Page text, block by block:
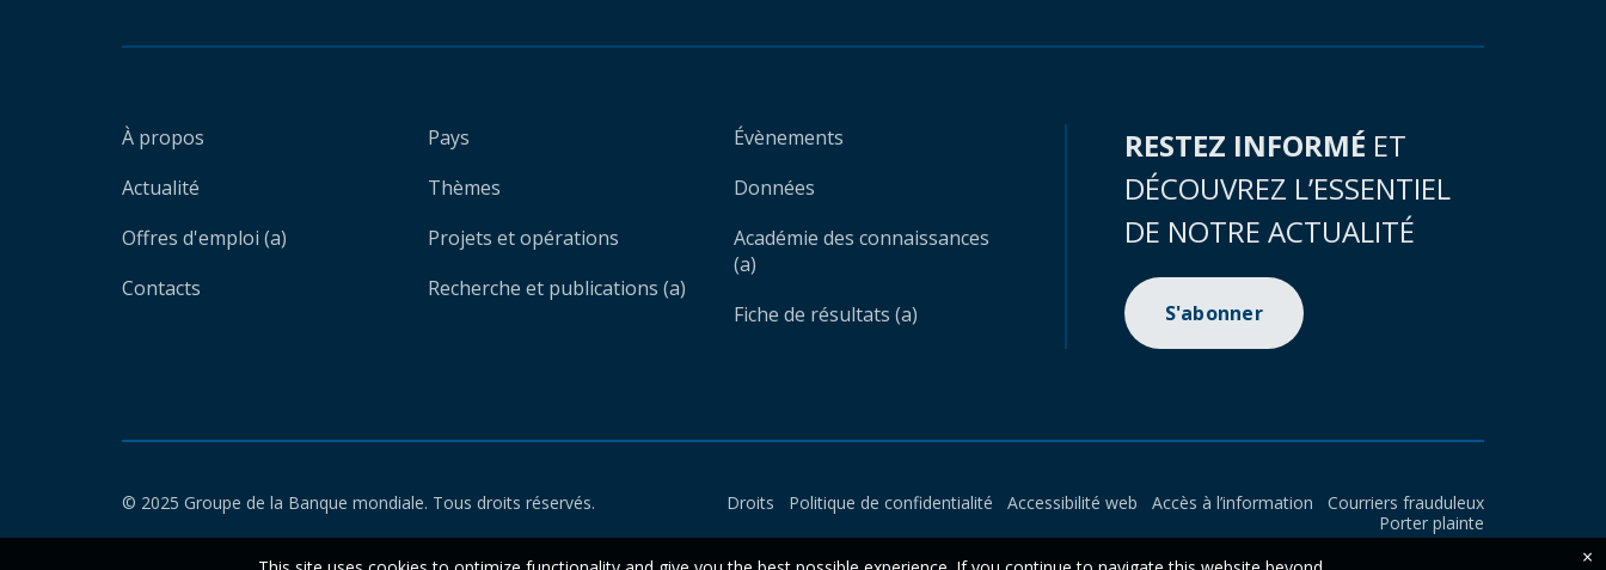
À propos
Actualité
Offres d'emploi (a)
Contacts
Pays
Thèmes
Projets et opérations
Recherche et publications (a)
Évènements
Données
Académie des connaissances
(a)
Fiche de résultats (a)
RESTEZ INFORMÉ ET
DÉCOUVREZ L’ESSENTIEL
DE NOTRE ACTUALITÉ
S'abonner
© 2025 Groupe de la Banque mondiale. Tous droits réservés. Droits Politique de confidentialité Accessibilité web Accès à l’information
Courriers frauduleux
Porter plainte
×